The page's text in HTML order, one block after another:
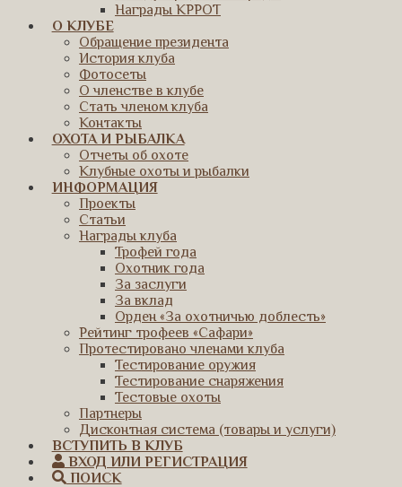
Награды КРРОТ
О КЛУБЕ
Обращение президента
История клуба
Фотосеты
О членстве в клубе
Стать членом клуба
Контакты
ОХОТА И РЫБАЛКА
Отчеты об охоте
Клубные охоты и рыбалки
ИНФОРМАЦИЯ
Проекты
Статьи
Награды клуба
Трофей года
Охотник года
За заслуги
За вклад
Орден «За охотничью доблесть»
Рейтинг трофеев «Сафари»
Протестировано членами клуба
Тестирование оружия
Тестирование снаряжения
Тестовые охоты
Партнеры
Дисконтная система (товары и услуги)
ВСТУПИТЬ В КЛУБ
ВХОД ИЛИ РЕГИСТРАЦИЯ
ПОИСК